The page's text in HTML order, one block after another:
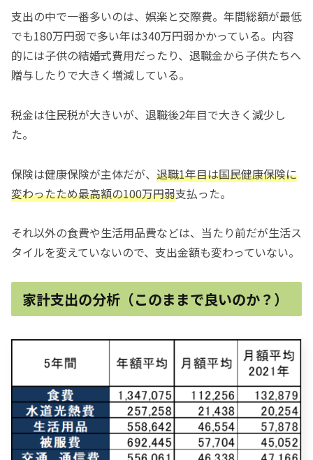
支出の中で一番多いのは、娯楽と交際費。年間総額が最低
でも180万円弱で多い年は340万円弱かかっている。内容
的には子供の結婚式費用だったり、退職金から子供たちへ
贈与したりで大きく増減している。
税金は住民税が大きいが、退職後2年目で大きく減少し
た。
保険は健康保険が主体だが、 退職1年目は国民健康保険に
変わったため最高額の100万円弱支払った。
それ以外の食費や生活用品費などは、当たり前だが生活ス
タイルを変えていないので、支出金額も変わっていない。
家計支出の分析（このままで良いのか？）